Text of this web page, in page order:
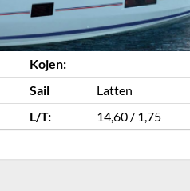
Kojen:
Sail
Latten
L/T: 14,60 / 1,75